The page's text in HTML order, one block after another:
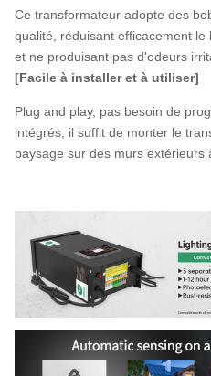
Ce transformateur adopte des
qualité, réduisant efficacement
et ne produisant pas d'odeurs
[Facile à installer et à utiliser]
Plug and play, pas besoin de
intégrés, il suffit de monter le
paysage sur des murs extérieurs